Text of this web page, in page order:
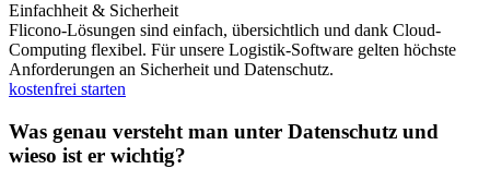
Einfachheit & Sicherheit
Flicono-Lösungen sind einfach, übersichtlich und dank Cloud-
Computing flexibel. Für unsere Logistik-Software gelten höchste
Anforderungen an Sicherheit und Datenschutz.
kostenfrei starten
Was genau versteht man unter Datenschutz und
wieso ist er wichtig?